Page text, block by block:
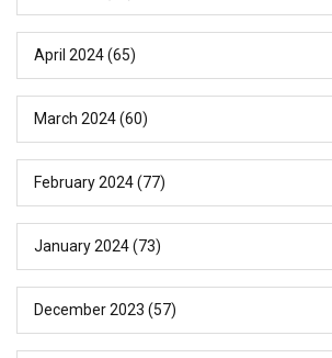
April 2024(65)
March 2024(60)
February 2024(77)
January 2024(73)
December 2023 (57)